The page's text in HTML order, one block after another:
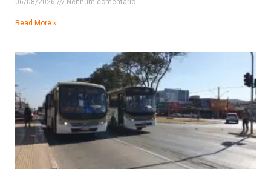
06/08/2026 Nenhum comentário
Read More »